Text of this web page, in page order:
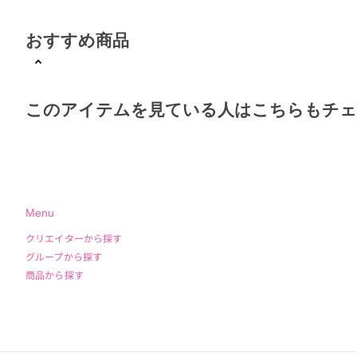
おすすめ商品
このアイテムを見ている人はこちらもチ
Menu
クリエイターから探す
グループから探す
商品から探す